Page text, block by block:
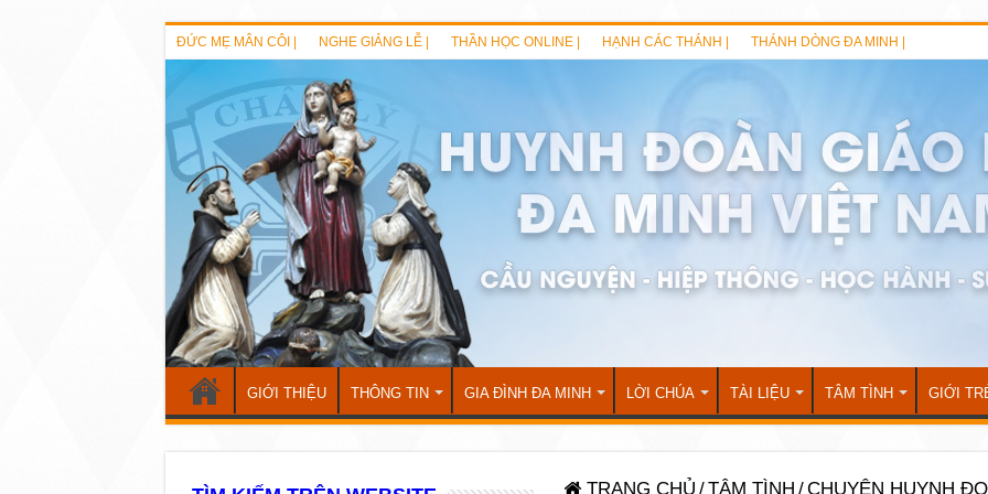
ĐỨC MẸ MÂN CÔI | NGHE GIẢNG LỄ | THẦN HỌC ONLINE | HẠNH CÁC THÁNH | THÁNH DÒNG ĐA MINH |
GIỚI THIỆU THÔNG TIN GIA ĐÌNH ĐA MINH LỜI CHÚA TÀI LIỆU TÂM TÌNH GIỚI
TRANG CHỦ /TÂM TÌNH /CHUYỆN HUYNH